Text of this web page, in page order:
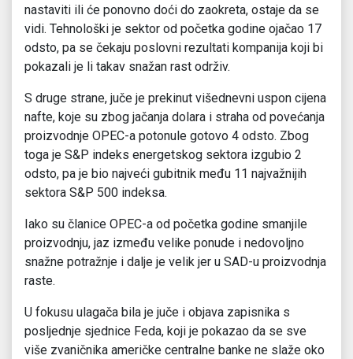
nastaviti ili će ponovno doći do zaokreta, ostaje da se
vidi. Tehnološki je sektor od početka godine ojačao 17
odsto, pa se čekaju poslovni rezultati kompanija koji bi
pokazali je li takav snažan rast održiv.
S druge strane, juče je prekinut višednevni uspon cijena
nafte, koje su zbog jačanja dolara i straha od povećanja
proizvodnje OPEC-a potonule gotovo 4 odsto. Zbog
toga je S&P indeks energetskog sektora izgubio 2
odsto, pa je bio najveći gubitnik među 11 najvažnijih
sektora S&P 500 indeksa.
Iako su članice OPEC-a od početka godine smanjile
proizvodnju, jaz između velike ponude i nedovoljno
snažne potražnje i dalje je velik jer u SAD-u proizvodnja
raste.
U fokusu ulagača bila je juče i objava zapisnika s
posljednje sjednice Feda, koji je pokazao da se sve
više zvaničnika američke centralne banke ne slaže oko